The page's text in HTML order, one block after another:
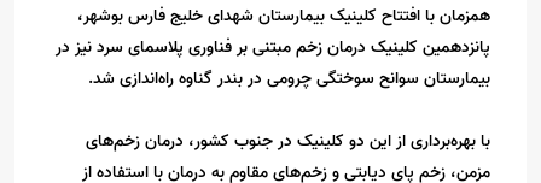
همزمان با افتتاح کلینیک بیمارستان شهدای خلیج فارس بوشهر،
پانزدهمین کلینیک درمان زخم مبتنی بر فناوری پلاسمای سرد نیز در
بیمارستان سوانح سوختگی چرومی در بندر گناوه راه‌اندازی شد.
با بهره‌برداری از این دو کلینیک در جنوب کشور، درمان زخم‌های
مزمن، زخم پای دیابتی و زخم‌های مقاوم به درمان با استفاده از